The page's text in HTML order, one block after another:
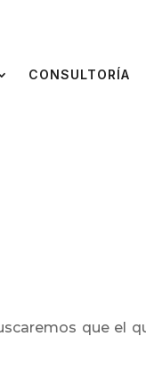
CONSULTORÍA
que el